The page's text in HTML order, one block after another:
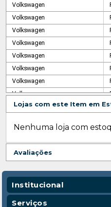
Volkswagen
Volkswagen
Volkswagen
Volkswagen
Volkswagen
Volkswagen
Volkswagen
Volkswagen
Volkswagen
Volkswagen
Volkswagen
Volkswagen
Volkswagen
Volkswagen
Volkswagen
Lojas com este Item em
Nenhuma loja com
Avaliações
Institucional
Quem Somos
Serviços